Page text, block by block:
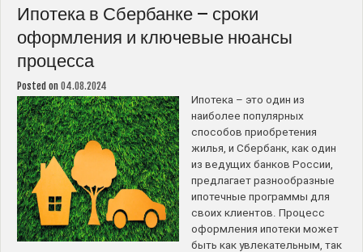
Ипотека в Сбербанке – сроки
оформления и ключевые нюансы
процесса
Posted on 04.08.2024
Ипотека – это один из
наиболее популярных
способов приобретения
жилья, и Сбербанк, как один
из ведущих банков России,
предлагает разнообразные
ипотечные программы для
своих клиентов. Процесс
оформления ипотеки может
быть как увлекательным, так